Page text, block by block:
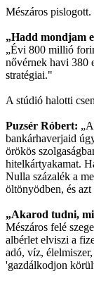
Mészáros pislogott.
„Hadd mondjam
„Évi 800 millió
nővérnek havi 380
stratégiai."
A stúdió halotti
Puzsér Róbert:
bankárhaverjaid
örökös
hitelkártyakamat.
Nulla százalék a
öltönyödben, és
„Akarod tudni,
Mészáros felé
albérlet elviszi a
adó, víz,
'gazdálkodjon